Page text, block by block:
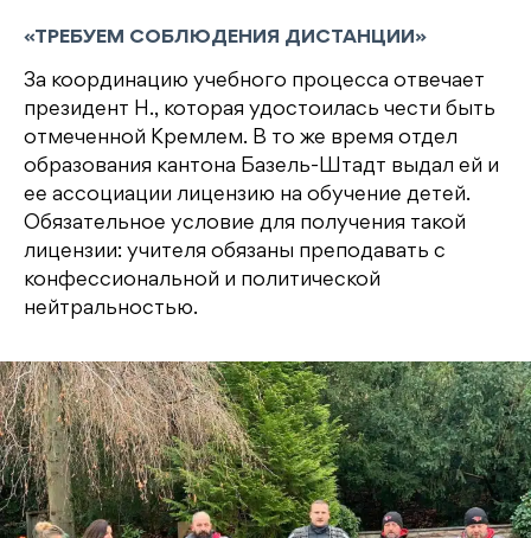
«ТРЕБУЕМ СОБЛЮДЕНИЯ ДИСТАНЦИИ»
За координацию учебного процесса отвечает
президент Н., которая удостоилась чести быть
отмеченной Кремлем. В то же время отдел
образования кантона Базель-Штадт выдал ей и
ее ассоциации лицензию на обучение детей.
Обязательное условие для получения такой
лицензии: учителя обязаны преподавать с
конфессиональной и политической
нейтральностью.